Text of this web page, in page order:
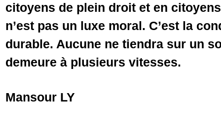
citoyens de plein droit et en
n’est pas un luxe moral. C’est la
durable. Aucune ne tiendra sur un
demeure à plusieurs vitesses.
Mansour LY